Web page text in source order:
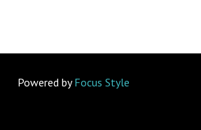
Powered byFocus Style